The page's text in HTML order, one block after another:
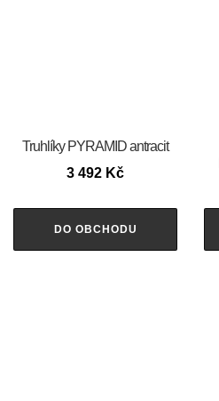
Truhlíky PYRAMID antracit
3 492 Kč
DO OBCHODU